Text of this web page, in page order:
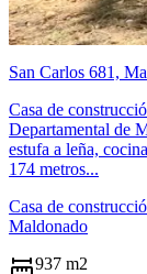
San Carlos 681,
Casa de
Departamental de
estufa a leña,
174 metros...
Casa de
Maldonado
937 m2